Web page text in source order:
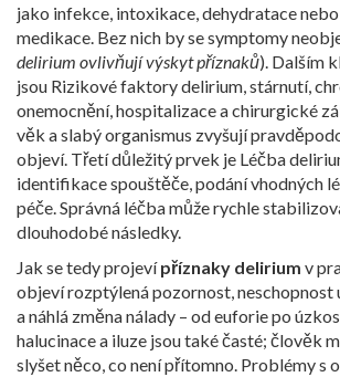
jako infekce, intoxikace, dehydratace
medikace. Bez nich by se symptomy
delirium ovlivňují výskyt příznaků). Dalším
jsou Rizikové faktory delirium,stárnutí,
onemocnění, hospitalizace a chirurgické
věk a slabý organismus zvyšují
objeví. Třetí důležitý prvek je Léčba
identifikace spouštěče, podání vhodných
péče. Správná léčba může rychle
dlouhodobé následky.
Jak se tedy projevípříznaky delirium v
objeví rozptýlená pozornost, neschopnost
a náhlá změna nálady – od euforie po
halucinace a iluze jsou také časté; člověk
slyšet něco, co není přítomno. Problémy s